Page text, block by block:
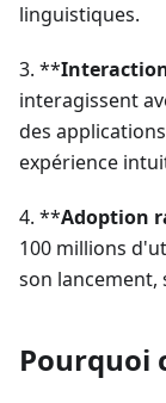
linguistiques.
3. **
interagissent
des
expérience
4. **Adoption
100 millions
son
Pourquoi